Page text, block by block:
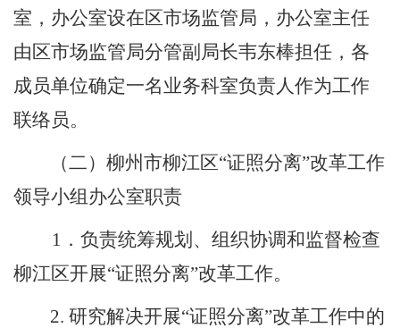
室，办公室设在区市场监管局，办公室主任
由区市场监管局分管副局长韦东棒担任，各
成员单位确定一名业务科室负责人作为工作
联络员。
（二）柳州市柳江区“证照分离”改革工作
领导小组办公室职责
1 ．负责统筹规划、组织协调和监督检查
柳江区开展“证照分离”改革工作。
2. 研究解决开展“证照分离”改革工作中的